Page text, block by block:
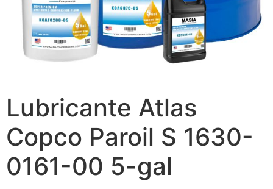
Lubricante Atlas
Copco Paroil S 1630-
0161-00 5-gal